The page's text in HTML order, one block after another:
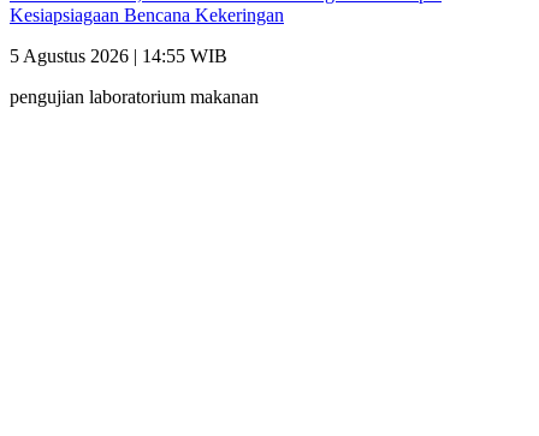
Kesiapsiagaan Bencana Kekeringan
5 Agustus 2026 | 14:55 WIB
pengujian laboratorium makanan